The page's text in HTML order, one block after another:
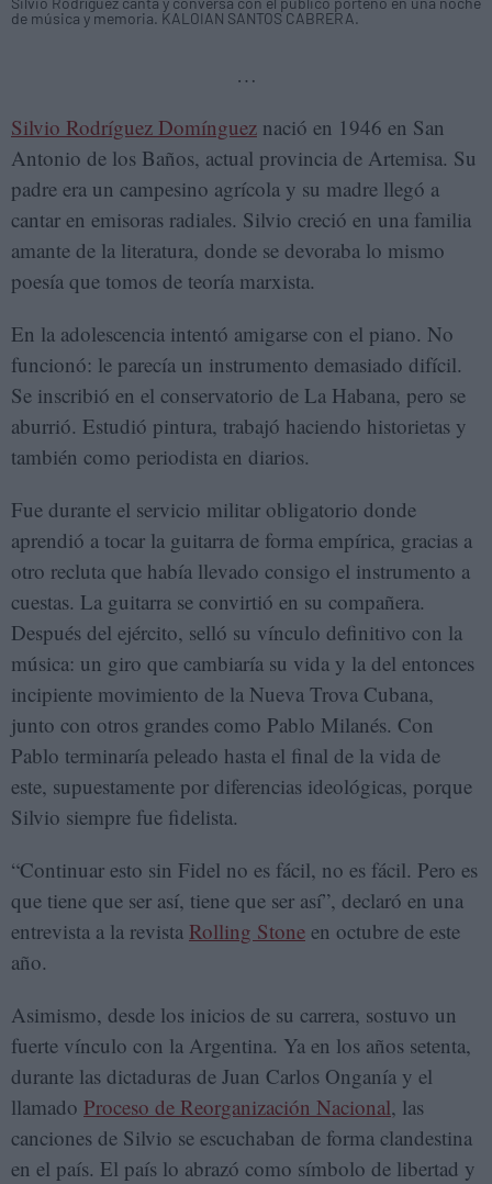
de música y memoria. KALOIAN SANTOS CABRERA.
…
Silvio Rodríguez Domínguez nació en 1946 en San
Antonio de los Baños, actual provincia de Artemisa. Su
padre era un campesino agrícola y su madre llegó a
cantar en emisoras radiales. Silvio creció en una familia
amante de la literatura, donde se devoraba lo mismo
poesía que tomos de teoría marxista.
En la adolescencia intentó amigarse con el piano. No
funcionó: le parecía un instrumento demasiado difícil.
Se inscribió en el conservatorio de La Habana, pero se
aburrió. Estudió pintura, trabajó haciendo historietas y
también como periodista en diarios.
Fue durante el servicio militar obligatorio donde
aprendió a tocar la guitarra de forma empírica, gracias a
otro recluta que había llevado consigo el instrumento a
cuestas. La guitarra se convirtió en su compañera.
Después del ejército, selló su vínculo definitivo con la
música: un giro que cambiaría su vida y la del entonces
incipiente movimiento de la Nueva Trova Cubana,
junto con otros grandes como Pablo Milanés. Con
Pablo terminaría peleado hasta el final de la vida de
este, supuestamente por diferencias ideológicas, porque
Silvio siempre fue fidelista.
“Continuar esto sin Fidel no es fácil, no es fácil. Pero es
que tiene que ser así, tiene que ser así”, declaró en una
entrevista a la revista Rolling Stone en octubre de este
año.
Asimismo, desde los inicios de su carrera, sostuvo un
fuerte vínculo con la Argentina. Ya en los años setenta,
durante las dictaduras de Juan Carlos Onganía y el
llamado Proceso de Reorganización Nacional, las
canciones de Silvio se escuchaban de forma clandestina
en el país. El país lo abrazó como símbolo de libertad y